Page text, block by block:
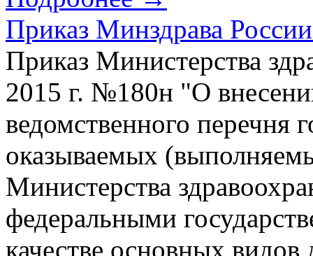
Приказ Минздрава
Приказ Министерства
2015 г. №180н "О
ведомственного перечня
оказываемых
Министерства
федеральными
качестве основных видов